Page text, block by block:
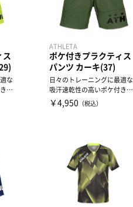
ス
な
プ
ATHLETA
ポケ付きプラクティス
パンツ カーキ(37)
日々のトレーニングに最適な
吸汗速乾性の高いポケ付きプ
ラクティスパンツ
￥4,950 （税込）